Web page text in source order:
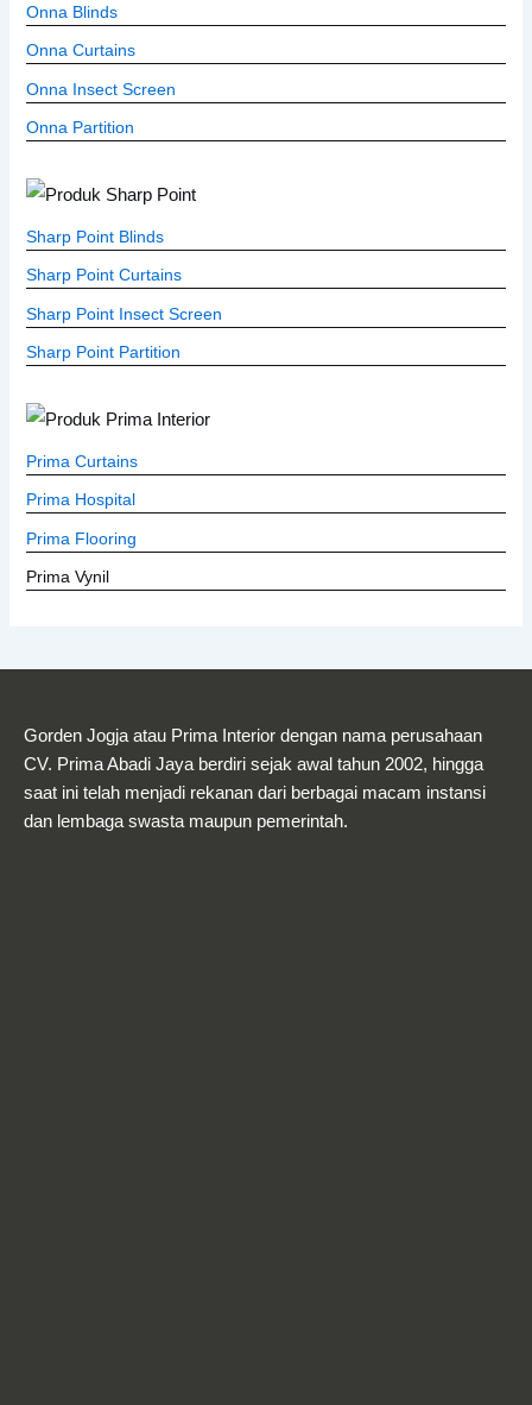
Onna Blinds
Onna Curtains
Onna Insect Screen
Onna Partition
Sharp Point Blinds
Sharp Point Curtains
Sharp Point Insect Screen
Sharp Point Partition
Prima Curtains
Prima Hospital
Prima Flooring
Prima Vynil
Gorden Jogja atau Prima Interior dengan nama perusahaan
CV. Prima Abadi Jaya berdiri sejak awal tahun 2002, hingga
saat ini telah menjadi rekanan dari berbagai macam instansi
dan lembaga swasta maupun pemerintah.